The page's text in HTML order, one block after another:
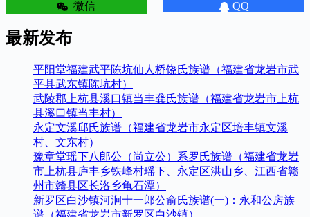
微信 QQ
最新发布
平阳堂福建武平陈坑仙人桥饶氏族谱（福建省龙岩市武
平县武东镇陈坑村）
武陵郡上杭县溪口镇当丰龚氏族谱（福建省龙岩市上杭
县溪口镇当丰村）
永定文溪邱氏族谱（福建省龙岩市永定区培丰镇文溪
村、文东村）
豫章堂瑶下八郎公（尚立公）系罗氏族谱（福建省龙岩
市上杭县庐丰乡铁峰村瑶下、永定区洪山乡、江西省赣
州市赣县区长洛乡龟石潭）
新罗区白沙镇河涧十一郎公俞氏族谱(一)：永和公房族